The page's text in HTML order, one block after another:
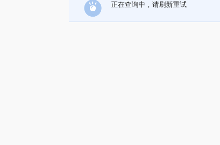
正在查询中，请刷新重试